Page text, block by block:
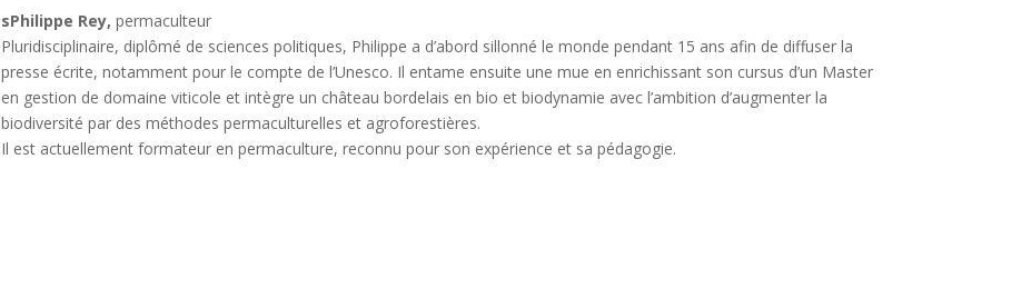
sPhilippe Rey, permaculteur
Pluridisciplinaire, diplômé de sciences politiques, Philippe a d’abord sillonné le monde pendant 15 ans afin de diffuser la
presse écrite, notamment pour le compte de l’Unesco. Il entame ensuite une mue en enrichissant son cursus d’un Master
en gestion de domaine viticole et intègre un château bordelais en bio et biodynamie avec l’ambition d’augmenter la
biodiversité par des méthodes permaculturelles et agroforestières.
Il est actuellement formateur en permaculture, reconnu pour son expérience et sa pédagogie.